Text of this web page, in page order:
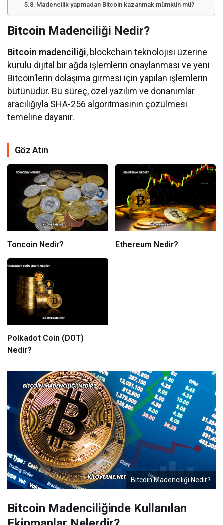
Madencilik yapmadan Bitcoin kazanmak mümkün mü?
Bitcoin Madenciliği Nedir?
Bitcoin madenciliği, blockchain teknolojisi üzerine
kurulu dijital bir ağda işlemlerin onaylanması ve yeni
Bitcoin’lerin dolaşıma girmesi için yapılan işlemlerin
bütünüdür. Bu süreç, özel yazılım ve donanımlar
aracılığıyla SHA-256 algoritmasının çözülmesi
temeline dayanır.
Göz Atın
Toncoin Nedir? Ethereum Nedir?
Polkadot Coin (DOT)
Nedir?
Bitcoin Madenciliği Nedir?
Bitcoin Madenciliğinde Kullanılan